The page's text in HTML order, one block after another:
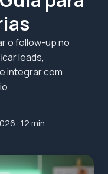
o follow-up no
leads,
integrar com
· 12 min